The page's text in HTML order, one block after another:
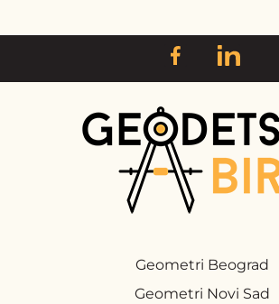
Geometri Beograd
Geometri Novi Sad